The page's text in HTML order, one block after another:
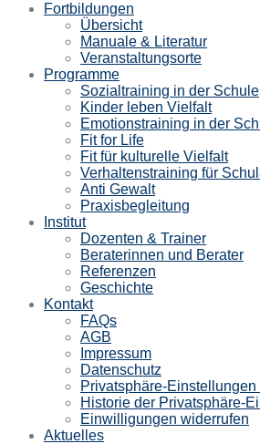
Fortbildungen
Übersicht
Manuale & Literatur
Veranstaltungsorte
Programme
Sozialtraining in der Schule
Kinder leben Vielfalt
Emotionstraining in der
Fit for Life
Fit für kulturelle Vielfalt
Verhaltenstraining für
Anti Gewalt
Praxisbegleitung
Institut
Dozenten & Trainer
Beraterinnen und Berater
Referenzen
Geschichte
Kontakt
FAQs
AGB
Impressum
Datenschutz
Privatsphäre-Einstellungen
Historie der Privatsphäre-
Einwilligungen widerrufen
Aktuelles